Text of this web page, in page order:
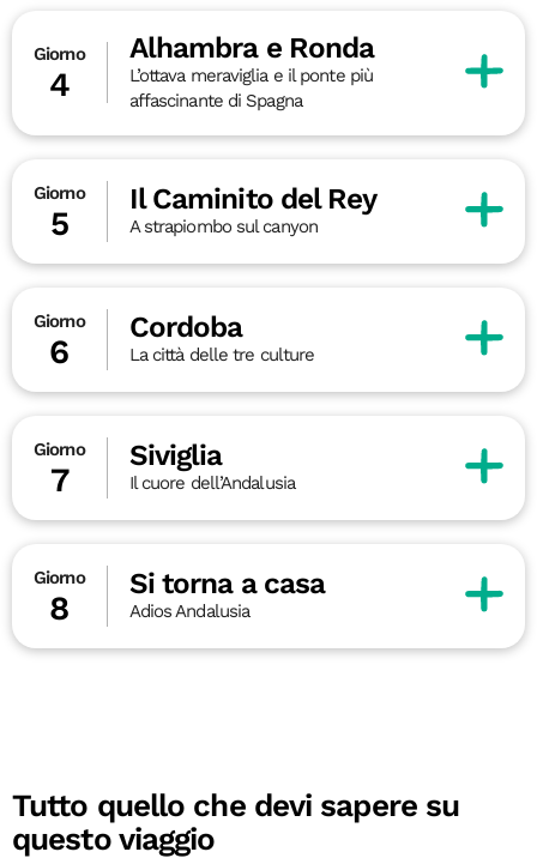
Giorno
4
Alhambra e Ronda
L’ottava meraviglia e il ponte più
affascinante di Spagna
Giorno
5
Il Caminito del Rey
A strapiombo sul canyon
Giorno
6
Cordoba
La città delle tre culture
Giorno
7
Siviglia
Il cuore dell’Andalusia
Giorno
8
Si torna a casa
Adios Andalusia
Tutto quello che devi sapere su
questo viaggio